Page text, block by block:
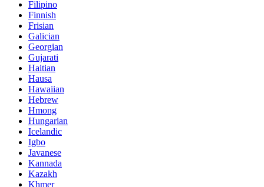
Filipino
Finnish
Frisian
Galician
Georgian
Gujarati
Haitian
Hausa
Hawaiian
Hebrew
Hmong
Hungarian
Icelandic
Igbo
Javanese
Kannada
Kazakh
Khmer